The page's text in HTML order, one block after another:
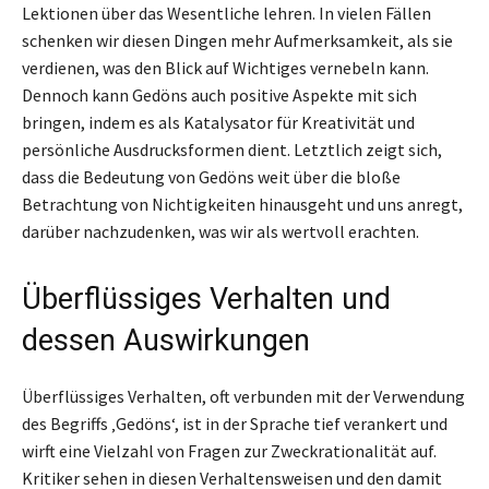
Lektionen über das Wesentliche lehren. In vielen Fällen
schenken wir diesen Dingen mehr Aufmerksamkeit, als sie
verdienen, was den Blick auf Wichtiges vernebeln kann.
Dennoch kann Gedöns auch positive Aspekte mit sich
bringen, indem es als Katalysator für Kreativität und
persönliche Ausdrucksformen dient. Letztlich zeigt sich,
dass die Bedeutung von Gedöns weit über die bloße
Betrachtung von Nichtigkeiten hinausgeht und uns anregt,
darüber nachzudenken, was wir als wertvoll erachten.
Überflüssiges Verhalten und
dessen Auswirkungen
Überflüssiges Verhalten, oft verbunden mit der Verwendung
des Begriffs ‚Gedöns‘, ist in der Sprache tief verankert und
wirft eine Vielzahl von Fragen zur Zweckrationalität auf.
Kritiker sehen in diesen Verhaltensweisen und den damit